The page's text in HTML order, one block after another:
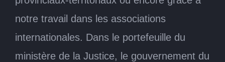
notre travail dans les associations
internationales. Dans le portefeuille du
ministère de la Justice, le gouvernement du